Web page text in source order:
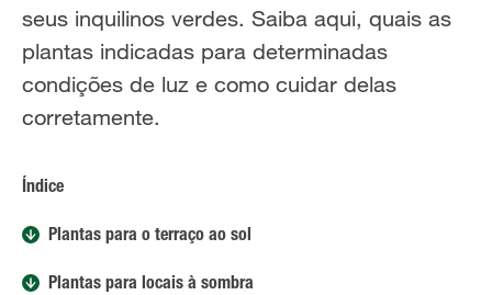
seus inquilinos verdes. Saiba aqui, quais as
plantas indicadas para determinadas
condições de luz e como cuidar delas
corretamente.
Índice
Plantas para o terraço ao sol
Plantas para locais à sombra